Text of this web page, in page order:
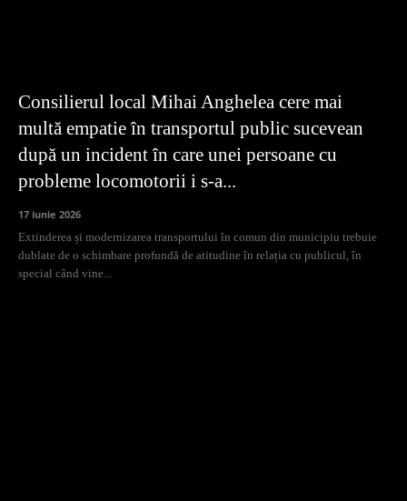
Consilierul local Mihai Anghelea cere mai
multă empatie în transportul public sucevean
după un incident în care unei persoane cu
probleme locomotorii i s-a...
17 iunie 2026
Extinderea și modernizarea transportului în comun din municipiu trebuie
dublate de o schimbare profundă de atitudine în relația cu publicul, în
special când vine...